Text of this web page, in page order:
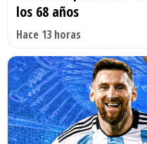
los 68 años
Hace 13 horas